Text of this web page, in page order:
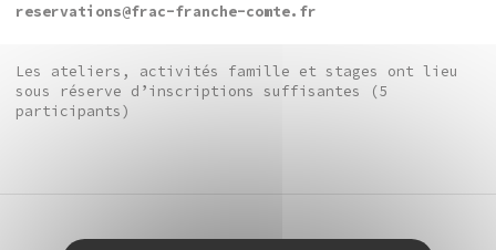
reservations@frac-franche-comte.fr
Les ateliers, activités famille et stages ont lieu
sous réserve d’inscriptions suffisantes (5
participants)